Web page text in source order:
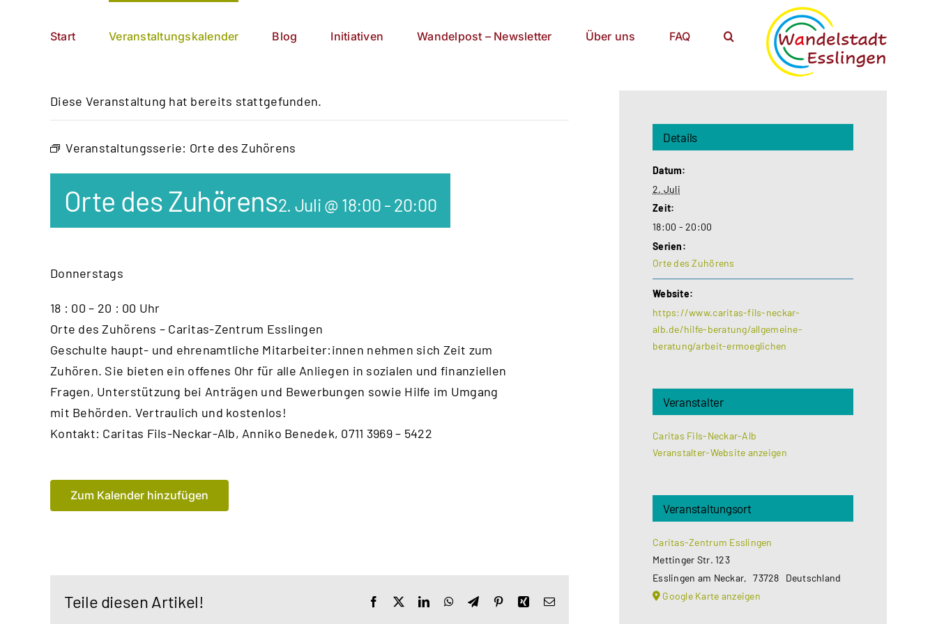
Start Veranstaltungskalender Blog Initiativen Wandelpost – Newsletter Über uns FAQ
Diese Veranstaltung hat bereits stattgefunden.
Veranstaltungsserie: Orte des Zuhörens
Orte des Zuhörens2. Juli @ 18:00 - 20:00
Donnerstags
18 : 00 – 20 : 00 Uhr
Orte des Zuhörens – Caritas-Zentrum Esslingen
Geschulte haupt- und ehrenamtliche Mitarbeiter:innen nehmen sich Zeit zum
Zuhören. Sie bieten ein offenes Ohr für alle Anliegen in sozialen und finanziellen
Fragen, Unterstützung bei Anträgen und Bewerbungen sowie Hilfe im Umgang
mit Behörden. Vertraulich und kostenlos!
Kontakt: Caritas Fils-Neckar-Alb, Anniko Benedek, 0711 3969 – 5422
Zum Kalender hinzufügen
Teile diesen Artikel! Facebook LinkedInWhatsApp
TelegramPinterestXingE-
Details
Datum:
2. Juli
Zeit:
18:00 - 20:00
Serien:
Orte des Zuhörens
Website:
https://www.caritas-fils-neckar-
alb.de/hilfe-beratung/allgemeine-
beratung/arbeit-ermoeglichen
Veranstalter
Caritas Fils-Neckar-Alb
Veranstalter-Website anzeigen
Veranstaltungsort
Caritas-Zentrum Esslingen
Mettinger Str. 123
Esslingen am Neckar, 73728
Deutschland
Google Karte anzeigen